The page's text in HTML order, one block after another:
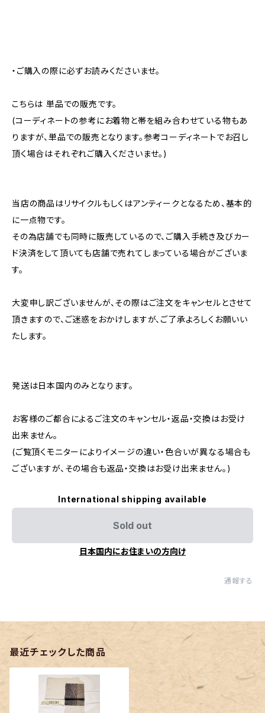
・ご購入の際に必ずお読みくださいませ。
こちらは 単品での販売です。
(コーディネートの参考にお着物と帯を組み合わせている物もあ
りますが、単品での販売となります。参考コーディネートでお召し
頂く場合はそれぞれご購入くださいませ。)
当店の商品はリサイクルもしくはアンティークとなるため、基本的
に一点物です。
その為店舗でも同時に販売しているので、ご購入手続き及びカー
ド決済をして頂いても店舗で売れてしまっている場合がございま
す。
大変申し訳ございませんが、その際はご注文をキャンセルとさせて
頂きますので、ご迷惑をおかけしますが、ご了承よろしくお願いい
たします。
発送は日本国内のみとなります。
お客様のご都合によるご注文のキャンセル・返品・交換はお受け
出来ません。
(ご覧頂くモニターによりイメージの違い・色合いが異なる場合も
ございますが、その場合も返品・交換はお受け出来ません。)
International shipping available
Sold out
日本国内にお住まいの方向け
通報する
最近チェックした商品